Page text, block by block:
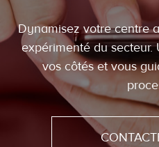
Dynamisez votre centre
expérimenté du
vos côtés et vous